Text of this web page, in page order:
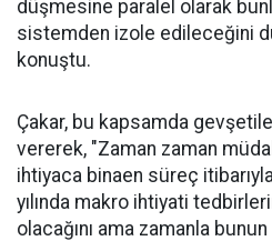
düşmesine paralel olarak
sistemden izole edileceğini
konuştu.
Çakar, bu kapsamda
vererek, "Zaman zaman
ihtiyaca binaen süreç
yılında makro ihtiyati
olacağını ama zamanla